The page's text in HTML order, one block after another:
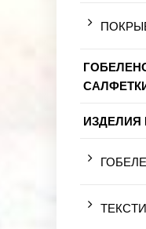
ИЗДЕЛИЯ